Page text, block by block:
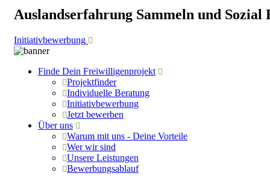
Auslandserfahrung Sammeln und Sozial
Initiativbewerbung
Finde Dein Freiwilligenprojekt
Projektfinder
Individuelle Beratung
Initiativbewerbung
Jetzt bewerben
Über uns
Warum mit uns - Deine Vorteile
Wer wir sind
Unsere Leistungen
Bewerbungsablauf